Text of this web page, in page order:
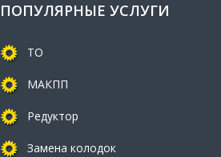
ПОПУЛЯРНЫЕ УСЛУГИ
ТО
МАКПП
Редуктор
Замена колодок